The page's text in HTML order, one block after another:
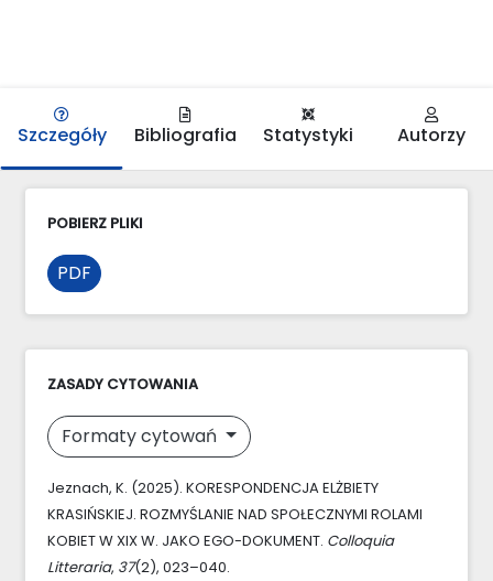
Szczegóły Bibliografia Statystyki Autorzy
POBIERZ PLIKI
PDF
ZASADY CYTOWANIA
Formaty cytowań
Jeznach, K. (2025). KORESPONDENCJA ELŻBIETY
KRASIŃSKIEJ. ROZMYŚLANIE NAD SPOŁECZNYMI ROLAMI
KOBIET W XIX W. JAKO EGO-DOKUMENT. Colloquia
Litteraria, 37(2), 023–040.